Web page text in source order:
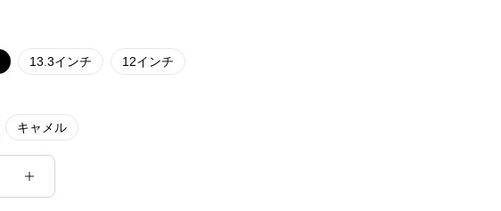
13.3インチ 12インチ
キャメル